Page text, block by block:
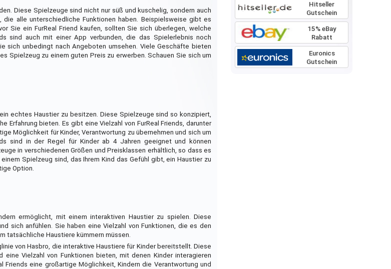
Diese Spielzeuge sind nicht nur süß und kuschelig, sondern auch
alle unterschiedliche Funktionen haben. Beispielsweise gibt es
Sie ein FurReal Friend kaufen, sollten Sie sich überlegen, welche
sind auch mit einer App verbunden, die das Spielerlebnis noch
sich unbedingt nach Angeboten umsehen. Viele Geschäfte bieten
Spielzeug zu einem guten Preis zu erwerben. Schauen Sie sich um
echtes Haustier zu besitzen. Diese Spielzeuge sind so konzipiert,
Erfahrung bieten. Es gibt eine Vielzahl von FurReal Friends, darunter
Möglichkeit für Kinder, Verantwortung zu übernehmen und sich um
sind in der Regel für Kinder ab 4 Jahren geeignet und können
in verschiedenen Größen und Preisklassen erhältlich, so dass es
Spielzeug sind, das Ihrem Kind das Gefühl gibt, ein Haustier zu
Option.
ermöglicht, mit einem interaktiven Haustier zu spielen. Diese
sich anfühlen. Sie haben eine Vielzahl von Funktionen, die es den
tatsächliche Haustiere kümmern müssen.
von Hasbro, die interaktive Haustiere für Kinder bereitstellt. Diese
Vielzahl von Funktionen bieten, mit denen Kinder interagieren
Friends eine großartige Möglichkeit, Kindern die Verantwortung und
Hitseller
Gutschein
15% eBay
Rabatt
Euronics
Gutschein